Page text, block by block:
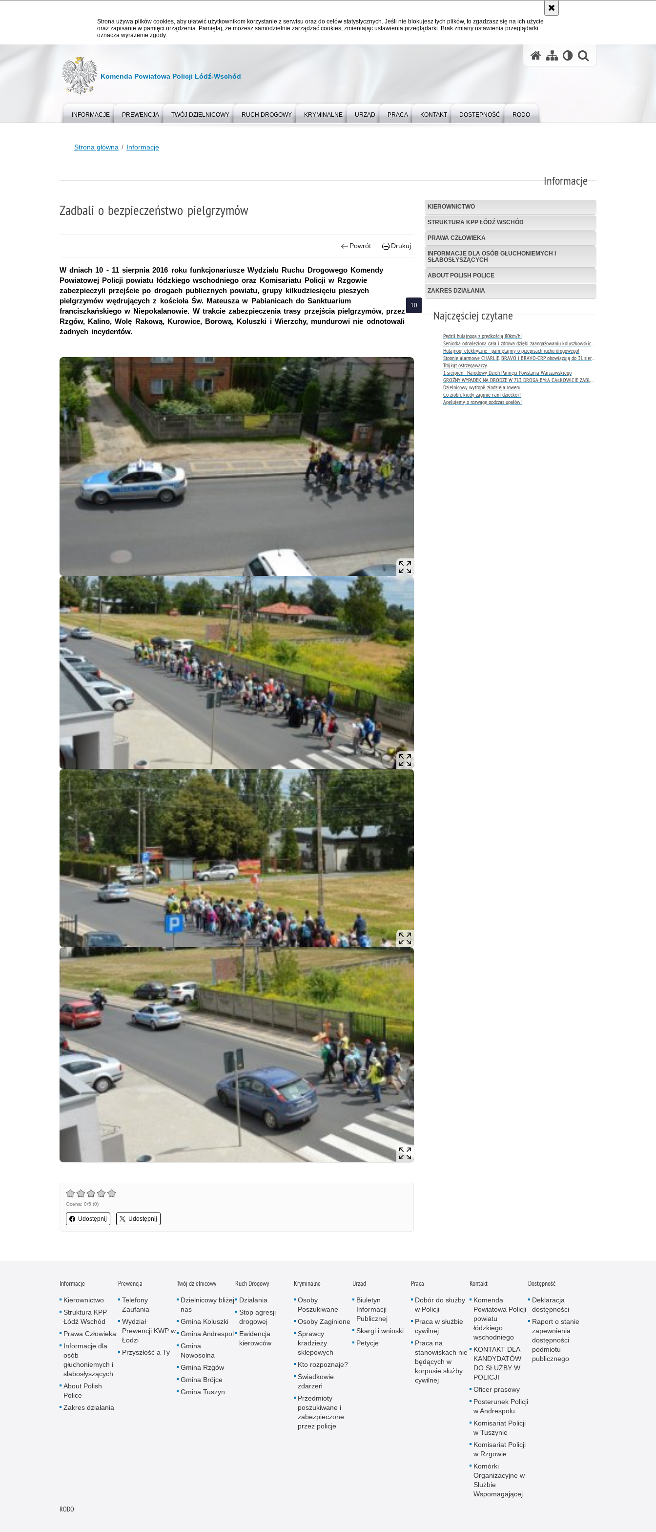
Strona używa plików cookies, aby ułatwić użytkownikom korzystanie z serwisu oraz do celów statystycznych. Jeśli nie blokujesz tych plików, to zgadzasz się na ich użycie
oraz zapisanie w pamięci urządzenia. Pamiętaj, że możesz samodzielnie zarządzać cookies, zmieniając ustawienia przeglądarki. Brak zmiany ustawienia przeglądarki
oznacza wyrażenie zgody.
Komenda Powiatowa Policji Łódź-Wschód
INFORMACJE PREWENCJA TWÓJ DZIELNICOWY RUCH DROGOWY KRYMINALNE URZĄD PRACA KONTAKT DOSTĘPNOŚĆ RODO
Strona główna Informacje
Informacje
Zadbali o bezpieczeństwo pielgrzymów
Powrót Drukuj
W dniach 10 - 11 sierpnia 2016 roku funkcjonariusze Wydziału Ruchu Drogowego Komendy
Powiatowej Policji powiatu łódzkiego wschodniego oraz Komisariatu Policji w Rzgowie
zabezpieczyli przejście po drogach publicznych powiatu, grupy kilkudziesięciu pieszych
pielgrzymów wędrujących z kościoła Św. Mateusza w Pabianicach do Sanktuarium
franciszkańskiego w Niepokalanowie. W trakcie zabezpieczenia trasy przejścia pielgrzymów, przez
Rzgów, Kalino, Wolę Rakową, Kurowice, Borową, Koluszki i Wierzchy, mundurowi nie odnotowali
żadnych incydentów.
Ocena: 0/5 (0)
Udostępnij Udostępnij
KIEROWNICTWO
STRUKTURA KPP ŁÓDŹ WSCHÓD
PRAWA CZŁOWIEKA
INFORMACJE DLA OSÓB GŁUCHONIEMYCH I
SŁABOSŁYSZĄCYCH
ABOUT POLISH POLICE
ZAKRES DZIAŁANIA
Najczęściej czytane
Pędził hulajnogą z prędkością 80km/h!
Hulajnogi elektryczne –pamiętajmy o przepisach ruchu drogowego!
Stopnie alarmowe CHARLIE, BRAVO i BRAVO-CRP obowiązują do 31 sierpnia 2026 r.
Trójkąt ostrzegawaczy
1 sierpień - Narodowy Dzień Pamięci Powstania Warszawskiego
Dzielnicowy wytropił złodzieja roweru
Co zrobić kiedy zaginie nam dziecko?!
Apelujemy o rozwagę podczas upałów!
Informacje
Kierownictwo
Struktura KPP
Łódź Wschód
Prawa Człowieka
Informacje dla
osób
głuchoniemych i
słabosłyszących
About Polish
Police
Zakres działania
Prewencja
Telefony
Zaufania
Wydział
Prewencji KWP w
Łodzi
Przyszłość a Ty
Twój dzielnicowy
Dzielnicowy bliżej
nas
Gmina Koluszki
Gmina Andrespol
Gmina
Nowosolna
Gmina Rzgów
Gmina Brójce
Gmina Tuszyn
Ruch Drogowy
Działania
Stop agresji
drogowej
Ewidencja
kierowców
Kryminalne
Osoby
Poszukiwane
Osoby Zaginione
Sprawcy
kradzieży
sklepowych
Kto rozpoznaje?
Świadkowie
zdarzeń
Przedmioty
poszukiwane i
zabezpieczone
przez policje
Urząd
Biuletyn
Informacji
Publicznej
Skargi i wnioski
Petycje
Praca
Dobór do służby
w Policji
Praca w służbie
cywilnej
Praca na
stanowiskach nie
będących w
korpusie służby
cywilnej
Kontakt
Komenda
Powiatowa Policji
powiatu
łódzkiego
wschodniego
KONTAKT DLA
KANDYDATÓW
DO SŁUŻBY W
POLICJI
Oficer prasowy
Posterunek Policji
w Andrespolu
Komisariat Policji
w Tuszynie
Komisariat Policji
w Rzgowie
Komórki
Organizacyjne w
Służbie
Wspomagającej
Dostępność
Deklaracja
dostępności
Raport o stanie
zapewnienia
dostępności
podmiotu
publicznego
RODO